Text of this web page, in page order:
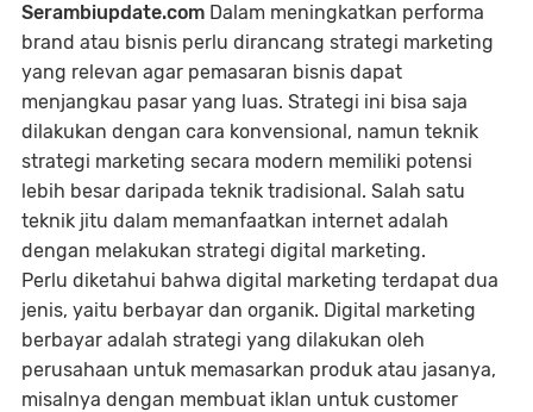
Serambiupdate.com Dalam meningkatkan performa
brand atau bisnis perlu dirancang strategi marketing
yang relevan agar pemasaran bisnis dapat
menjangkau pasar yang luas. Strategi ini bisa saja
dilakukan dengan cara konvensional, namun teknik
strategi marketing secara modern memiliki potensi
lebih besar daripada teknik tradisional. Salah satu
teknik jitu dalam memanfaatkan internet adalah
dengan melakukan strategi digital marketing.
Perlu diketahui bahwa digital marketing terdapat dua
jenis, yaitu berbayar dan organik. Digital marketing
berbayar adalah strategi yang dilakukan oleh
perusahaan untuk memasarkan produk atau jasanya,
misalnya dengan membuat iklan untuk customer